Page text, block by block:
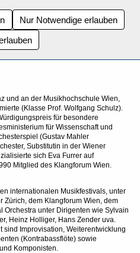
Nur Notwendige erlauben
und an der Musikhochschule Wien,
(Klasse Prof. Wolfgang Schulz).
für besondere
für Wissenschaft und
(Gustav Mahler
Substitutin in der Wiener
sich Eva Furrer auf
Mitglied des Klangforum Wien.
internationalen Musikfestivals, unter
Zürich, dem Klangforum Wien, dem
Orchestra unter Dirigenten wie Sylvain
Heinz Holliger, Hans Zender uva.
sind Improvisation, Weiterentwicklung
(Kontrabassflöte) sowie
Komponisten.